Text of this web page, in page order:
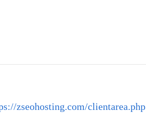
zseohosting.com/clientarea.php